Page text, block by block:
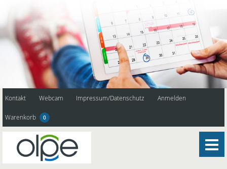
Kontakt Webcam Impressum/Datenschutz Anmelden
Warenkorb 0